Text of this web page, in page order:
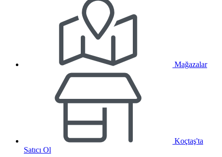
Mağazalar
Koçtaş'ta
Satıcı Ol